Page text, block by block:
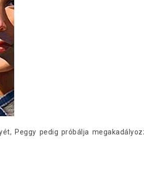
Peggy pedig próbálja